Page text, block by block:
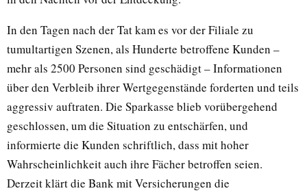
In den Tagen nach der Tat kam es vor der Filiale zu
tumultartigen Szenen, als Hunderte betroffene Kunden –
mehr als 2500 Personen sind geschädigt – Informationen
über den Verbleib ihrer Wertgegenstände forderten und teils
aggressiv auftraten. Die Sparkasse blieb vorübergehend
geschlossen, um die Situation zu entschärfen, und
informierte die Kunden schriftlich, dass mit hoher
Wahrscheinlichkeit auch ihre Fächer betroffen seien.
Derzeit klärt die Bank mit Versicherungen die